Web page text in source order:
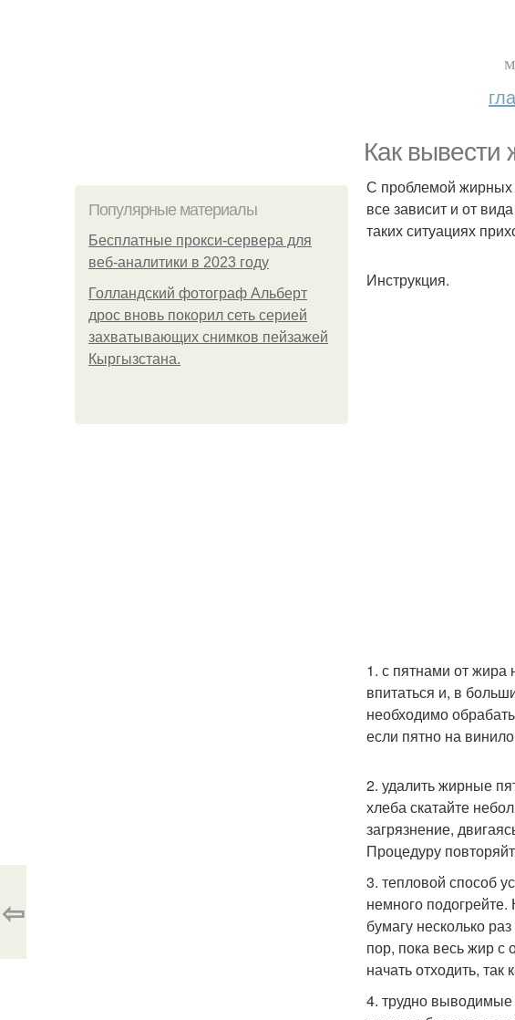
Как вывести
Популярные материалы
Бесплатные прокси-сервера для
веб-аналитики в 2023 году
Голландский фотограф Альберт
дрос вновь покорил сеть серией
захватывающих снимков пейзажей
Кыргызстана.
С проблемой жирных
все зависит и от
таких ситуациях
Инструкция.
1. с пятнами от жира
впитаться и, в
необходимо
если пятно на
2. удалить жирные
хлеба скатайте
загрязнение,
Процедуру
3. тепловой способ
немного подогрейте.
бумагу несколько
пор, пока весь жир с
начать отходить,
4. трудно выводимые
⇦